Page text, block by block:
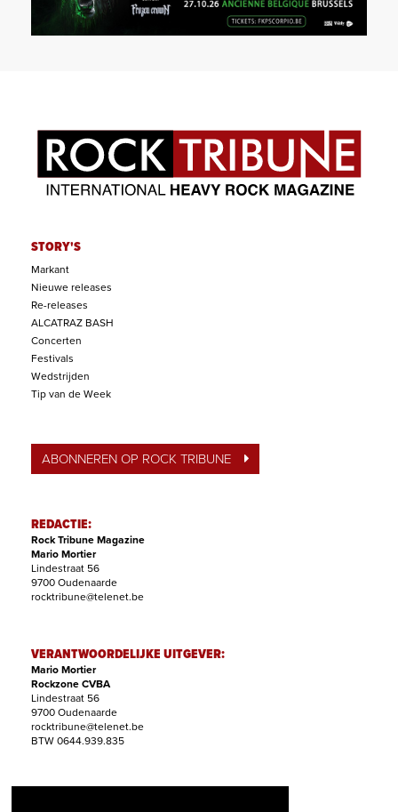
STORY'S
Markant
Nieuwe releases
Re-releases
ALCATRAZ BASH
Concerten
Festivals
Wedstrijden
Tip van de Week
ABONNEREN OP ROCK TRIBUNE
REDACTIE:
Rock Tribune Magazine
Mario Mortier
Lindestraat 56
9700 Oudenaarde
rocktribune@telenet.be
VERANTWOORDELIJKE UITGEVER:
Mario Mortier
Rockzone CVBA
Lindestraat 56
9700 Oudenaarde
rocktribune@telenet.be
BTW 0644.939.835